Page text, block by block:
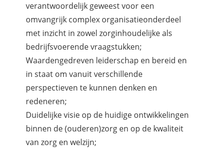
verantwoordelijk geweest voor een
omvangrijk complex organisatieonderdeel
met inzicht in zowel zorginhoudelijke als
bedrijfsvoerende vraagstukken;
Waardengedreven leiderschap en bereid en
in staat om vanuit verschillende
perspectieven te kunnen denken en
redeneren;
Duidelijke visie op de huidige ontwikkelingen
binnen de (ouderen)zorg en op de kwaliteit
van zorg en welzijn;